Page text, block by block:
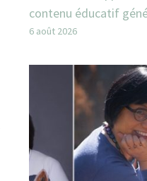
contenu éducatif
6 août 2026